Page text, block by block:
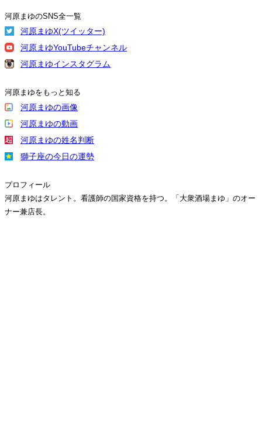
河原まゆのSNS全一覧
河原まゆX(ツイッター)
河原まゆYouTubeチャンネル
河原まゆインスタグラム
河原まゆをもっと知る
河原まゆの画像
河原まゆの動画
河原まゆの姓名判断
獅子座の今日の運勢
プロフィール
河原まゆはタレント。看護師の国家資格を持つ。「大衆酒場まゆ」のオー
ナー兼店長。